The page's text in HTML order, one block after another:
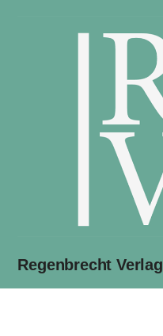
Regenbrecht Verlag